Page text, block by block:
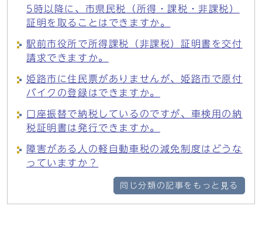
5時以降に、市県民税（所得・課税・非課税）
証明を取ることはできますか。
駅前市役所で所得課税（非課税）証明書を交付
請求できますか。
姫路市に住民票がありませんが、姫路市で原付
バイクの登録はできますか。
口座振替で納税しているのですが、車検用の納
税証明書は発行できますか。
障害がある人の軽自動車税の減免制度はどうな
っていますか？
同じ分類の記事をもっと見る